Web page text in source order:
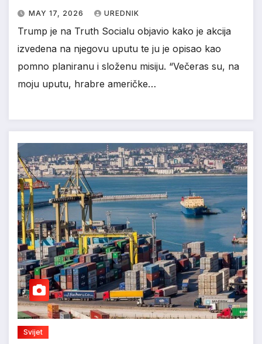
MAY 17, 2026 UREDNIK
Trump je na Truth Socialu objavio kako je akcija
izvedena na njegovu uputu te ju je opisao kao
pomno planiranu i složenu misiju. “Večeras su, na
moju uputu, hrabre američke…
Svijet